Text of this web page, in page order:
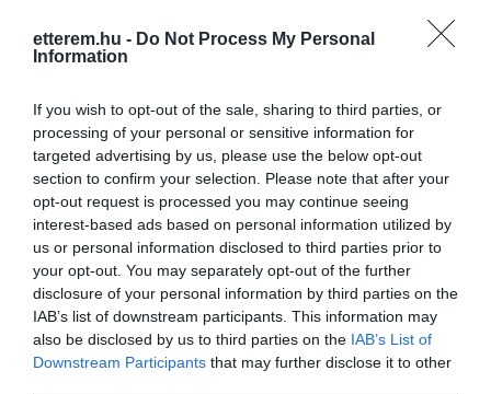
etterem.hu - Do Not Process My Personal
Information
If you wish to opt-out of the sale, sharing to third parties, or
processing of your personal or sensitive information for
targeted advertising by us, please use the below opt-out
section to confirm your selection. Please note that after your
opt-out request is processed you may continue seeing
interest-based ads based on personal information utilized by
us or personal information disclosed to third parties prior to
your opt-out. You may separately opt-out of the further
disclosure of your personal information by third parties on the
IAB’s list of downstream participants. This information may
also be disclosed by us to third parties on the IAB’s List of
Downstream Participants that may further disclose it to other
jaj ez is de jó, meg az is de
Sokan azt mondták ilyen
finomat életükben nem ettek. A
tálakon maradt maradekot
becsomagoltak, 3 csalad egy -
egy masnapi ebédje maradt.
Csak, hogy erzekeltessem a
agy mennyiséget. A
kiszolgálás gyors, figyelmes,
kedves mosolygós. A 16 főben
volt 2 pici gyerek, rögtön
hozták nekik ülőkeket, majd